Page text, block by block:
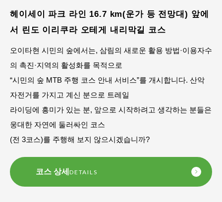
헤이세이 파크 라인 16.7 km(운가 등 전망대) 앞에
서 린도 이리쿠라 오테게 내리막길 코스
오이타현 시민의 숲에서는, 삼림의 새로운 활용 방법·이용자수
의 촉진·지역의 활성화를 목적으로
“시민의 숲 MTB 주행 코스 안내 서비스”를 개시합니다. 산악
자전거를 가지고 계신 분으로 트레일
라이딩에 흥미가 있는 분, 앞으로 시작하려고 생각하는 분들은
웅대한 자연에 둘러싸인 코스
(전 3코스)를 주행해 보지 않으시겠습니까?
코스 상세 DETAILS